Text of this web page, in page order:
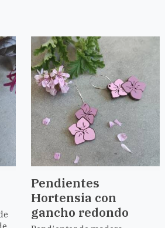
...
Pendientes
Hortensia con
gancho redondo